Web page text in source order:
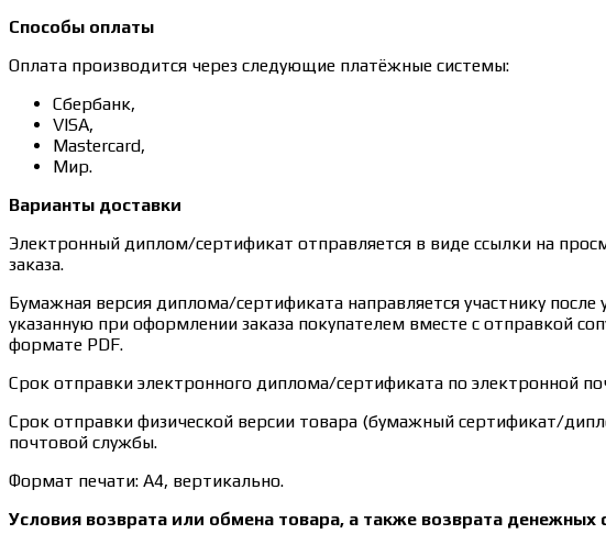
Способы оплаты
Оплата производится через следующие платёжные системы:
Сбербанк,
VISA,
Mastercard,
Мир.
Варианты доставки
Электронный диплом/сертификат отправляется в виде ссылки на
заказа.
Бумажная версия диплома/сертификата направляется участнику
указанную при оформлении заказа покупателем вместе с отправкой
формате PDF.
Срок отправки электронного диплома/сертификата по электронной
Срок отправки физической версии товара (бумажный сертификат/
почтовой службы.
Формат печати: А4, вертикально.
Условия возврата или обмена товара, а также возврата денежных